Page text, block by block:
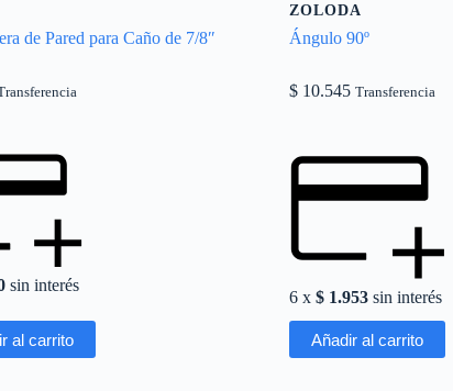
de Pared para Caño de 7/8″
sin interés
al carrito
ZOLODA
Ángulo 90º
$10.545 Transferencia
6 x $1.953sin interés
Añadir al carrito